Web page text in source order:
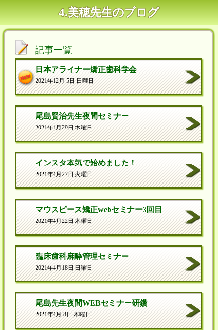
4.美穂先生のブログ
記事一覧
日本アライナー矯正歯科学会
2021年12月 5日 日曜日
尾島賢治先生夜間セミナー
2021年4月29日 木曜日
インスタ本気で始めました！
2021年4月27日 火曜日
マウスピース矯正webセミナー3回目
2021年4月22日 木曜日
臨床歯科麻酔管理セミナー
2021年4月18日 日曜日
尾島先生夜間WEBセミナー研鑽
2021年4月 8日 木曜日